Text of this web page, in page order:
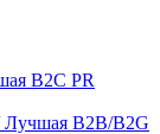
B2C PR
B2B/B2G